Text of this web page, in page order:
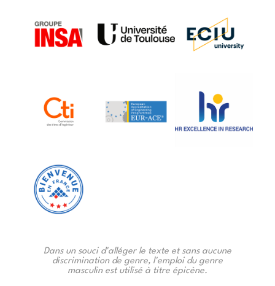
Dans un souci d'alléger le texte et sans aucune
discrimination de genre, l'emploi du genre
masculin est utilisé à titre épicène.